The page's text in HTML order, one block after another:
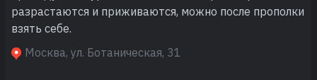
разрастаются и приживаются, можно после прополки
взять себе.
Москва, ул. Ботаническая, 31